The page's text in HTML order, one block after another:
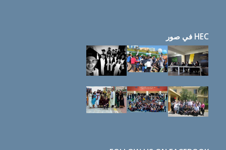
HEC في صور